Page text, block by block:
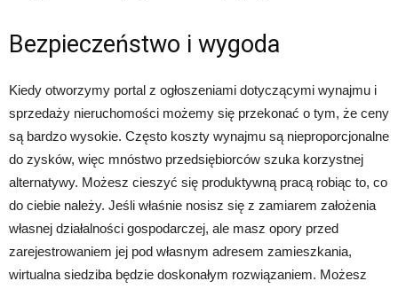
Bezpieczeństwo i wygoda
Kiedy otworzymy portal z ogłoszeniami dotyczącymi wynajmu i
sprzedaży nieruchomości możemy się przekonać o tym, że ceny
są bardzo wysokie. Często koszty wynajmu są nieproporcjonalne
do zysków, więc mnóstwo przedsiębiorców szuka korzystnej
alternatywy. Możesz cieszyć się produktywną pracą robiąc to, co
do ciebie należy. Jeśli właśnie nosisz się z zamiarem założenia
własnej działalności gospodarczej, ale masz opory przed
zarejestrowaniem jej pod własnym adresem zamieszkania,
wirtualna siedziba będzie doskonałym rozwiązaniem. Możesz